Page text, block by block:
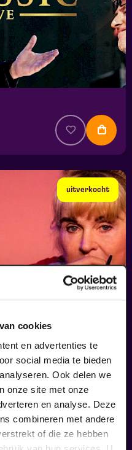
cookies
en advertenties te
social media te bieden
Ook delen we
onze site met onze
en analyse. Deze
combineren met andere
of die ze hebben
uitverkocht
dementie